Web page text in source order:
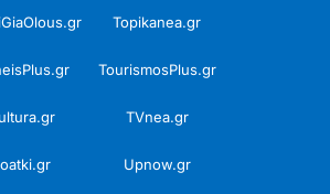
Topikanea.gr
TourismosPlus.gr
TVnea.gr
Upnow.gr